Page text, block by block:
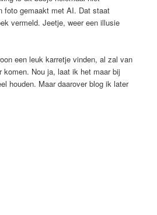
foto gemaakt met AI. Dat staat
vermeld. Jeetje, weer een illusie
een leuk karretje vinden, al zal van
komen. Nou ja, laat ik het maar bij
houden. Maar daarover blog ik later